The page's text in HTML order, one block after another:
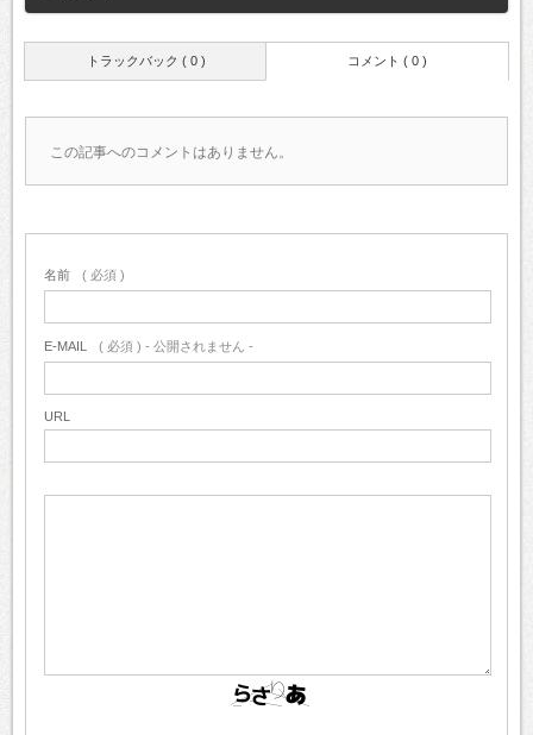
トラックバック ( 0 ) コメント ( 0 )
この記事へのコメントはありません。
名前 ( 必須 )
E-MAIL ( 必須 ) - 公開されません -
URL